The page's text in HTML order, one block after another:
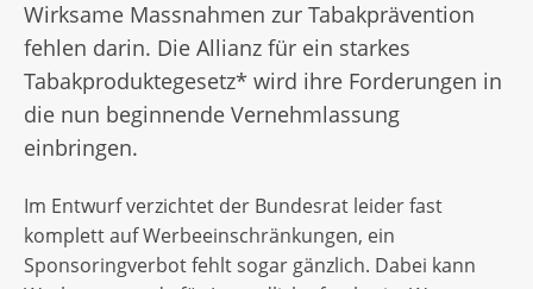
Wirksame Massnahmen zur Tabakprävention
fehlen darin. Die Allianz für ein starkes
Tabakproduktegesetz* wird ihre Forderungen in
die nun beginnende Vernehmlassung
einbringen.
Im Entwurf verzichtet der Bundesrat leider fast
komplett auf Werbeeinschränkungen, ein
Sponsoringverbot fehlt sogar gänzlich. Dabei kann